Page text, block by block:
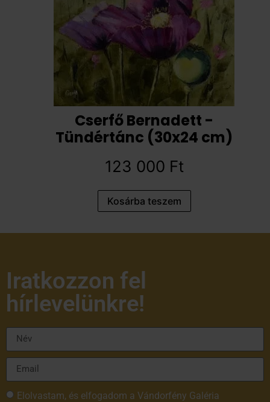
Cserfő Bernadett -
Tündértánc (30x24 cm)
123 000 Ft
Kosárba teszem
Iratkozzon fel
hírlevelünkre!
Elolvastam, és elfogadom a Vándorfény Galéria